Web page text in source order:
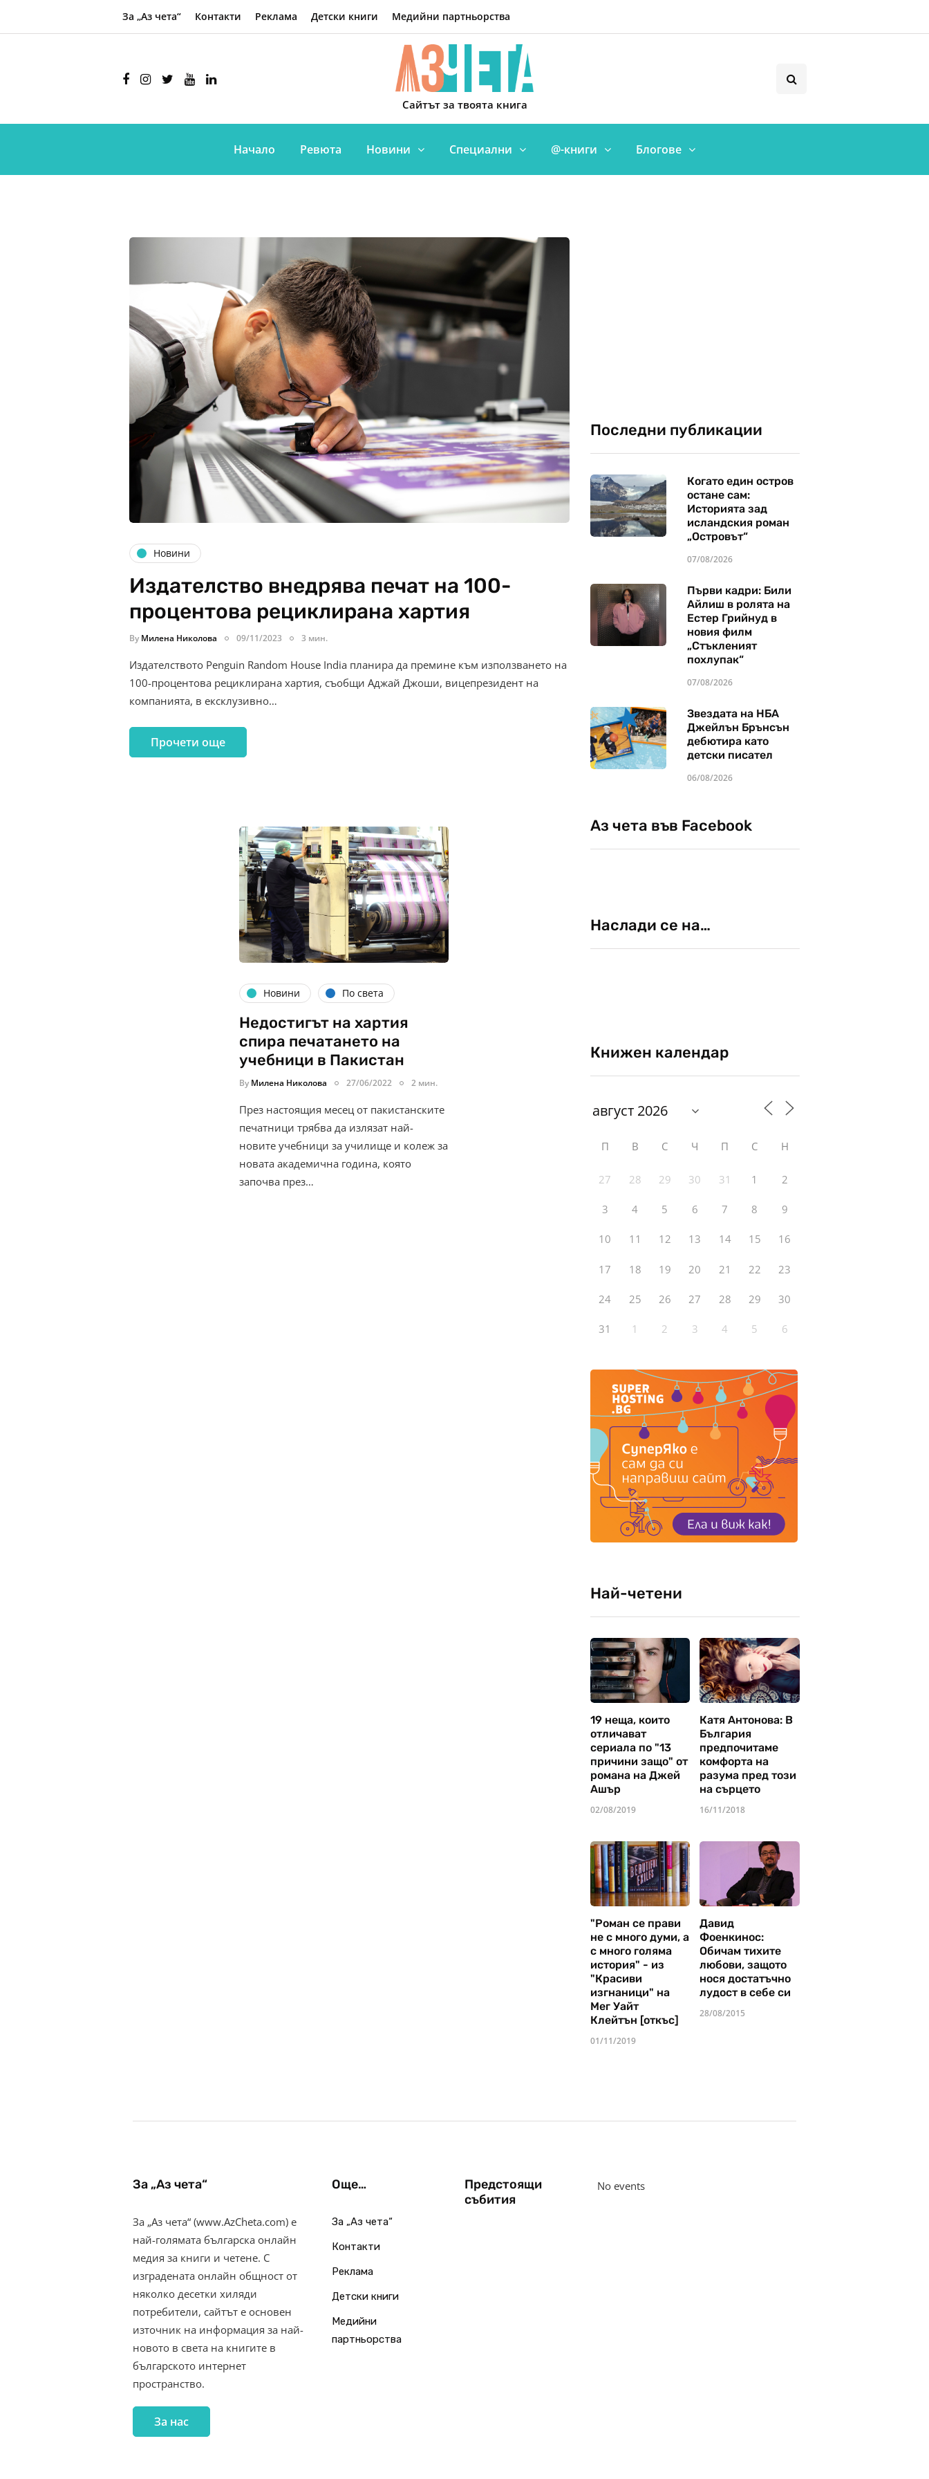
За „Аз чета“ Контакти Реклама Детски книги Медийни партньорства
Сайтът за твоята книга
Начало Ревюта Новини Специални @-книги Блогове
Новини
Издателство внедрява печат на 100-
процентова рециклирана хартия
By Милена Николова 09/11/2023 3 мин.
Издателството Penguin Random House India планира да премине към използването на
100-процентова рециклирана хартия, съобщи Аджай Джоши, вицепрезидент на
компанията, в ексклузивно…
Прочети още
Новини По света
Недостигът на хартия
спира печатането на
учебници в Пакистан
By Милена Николова 27/06/2022 2 мин.
През настоящия месец от пакистанските
печатници трябва да излязат най-
новите учебници за училище и колеж за
новата академична година, която
започва през…
Последни публикации
Когато един остров
остане сам:
Историята зад
исландския роман
„Островът“
07/08/2026
Първи кадри: Били
Айлиш в ролята на
Естер Грийнуд в
новия филм
„Стъкленият
похлупак“
07/08/2026
Звездата на НБА
Джейлън Брънсън
дебютира като
детски писател
06/08/2026
Аз чета във Facebook
Наслади се на…
Книжен календар
П В С Ч П С Н
27 28 29 30 31 1 2
3 4 5 6 7 8 9
10 11 12 13 14 15 16
17 18 19 20 21 22 23
24 25 26 27 28 29 30
31 1 2 3 4 5 6
Най-четени
19 неща, които
отличават
сериала по "13
причини защо" от
романа на Джей
Ашър
02/08/2019
Катя Антонова: В
България
предпочитаме
комфорта на
разума пред този
на сърцето
16/11/2018
"Роман се прави
не с много думи, а
с много голяма
история" - из
"Красиви
изгнаници" на
Мег Уайт
Клейтън [откъс]
01/11/2019
Давид
Фоенкинос:
Обичам тихите
любови, защото
нося достатъчно
лудост в себе си
28/08/2015
За „Аз чета“
За „Аз чета“ (www.AzCheta.com) е
най-голямата българска онлайн
медия за книги и четене. С
изградената онлайн общност от
няколко десетки хиляди
потребители, сайтът е основен
източник на информация за най-
новото в света на книгите в
българското интернет
пространство.
За нас
Още…
За „Аз чета“
Контакти
Реклама
Детски книги
Медийни
партньорства
Предстоящи
събития
No events